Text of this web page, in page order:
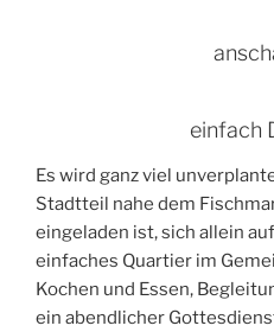
einfach
Es wird ganz viel
Stadtteil nahe dem
eingeladen ist, sich allein
einfaches Quartier im
Kochen und Essen,
ein abendlicher